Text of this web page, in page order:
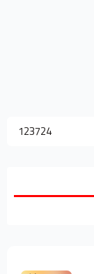
123724